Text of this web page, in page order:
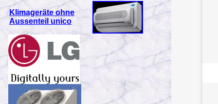
Klimageräte ohne
Aussenteil unico